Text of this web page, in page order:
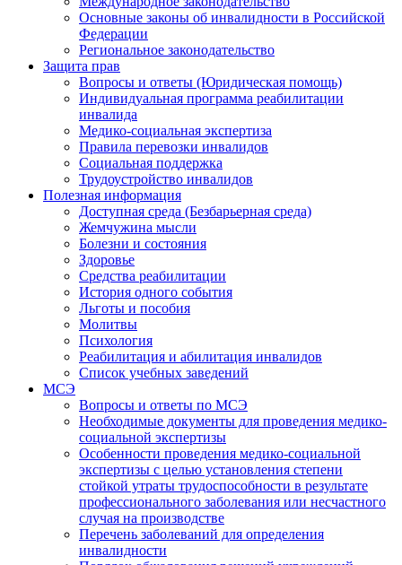
Основные законы об инвалидности в Российской
Федерации
Региональное законодательство
Защита прав
Вопросы и ответы (Юридическая помощь)
Индивидуальная программа реабилитации
инвалида
Медико-социальная экспертиза
Правила перевозки инвалидов
Социальная поддержка
Трудоустройство инвалидов
Полезная информация
Доступная среда (Безбарьерная среда)
Жемчужина мысли
Болезни и состояния
Здоровье
Средства реабилитации
История одного события
Льготы и пособия
Молитвы
Психология
Реабилитация и абилитация инвалидов
Список учебных заведений
МСЭ
Вопросы и ответы по МСЭ
Необходимые документы для проведения медико-
социальной экспертизы
Особенности проведения медико-социальной
экспертизы с целью установления степени
стойкой утраты трудоспособности в результате
профессионального заболевания или несчастного
случая на производстве
Перечень заболеваний для определения
инвалидности